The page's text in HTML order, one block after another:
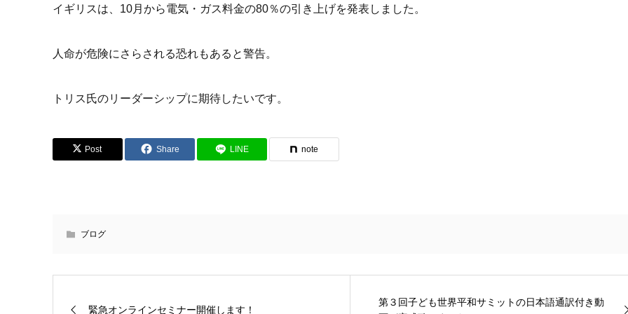
イギリスは、10月から電気・ガス料金の80％の引き上げを発表しました。
人命が危険にさらされる恐れもあると警告。
トリス氏のリーダーシップに期待したいです。
Post Share LINE note
ブログ
緊急オンラインセミナー開催します！
第３回子ども世界平和サミットの日本語通訳付き動